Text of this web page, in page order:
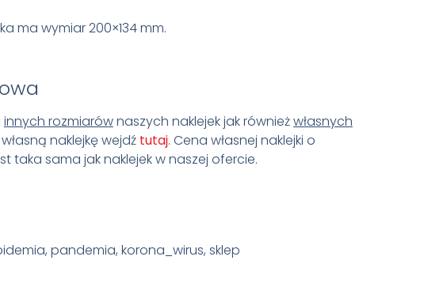
ma wymiar 200×134 mm.
innych rozmiarównaszych naklejek jak równieżwłasnych
naklejkę wejdź tutaj. Cena własnej naklejki o
taka sama jak naklejek w naszej ofercie.
pandemia, korona_wirus, sklep